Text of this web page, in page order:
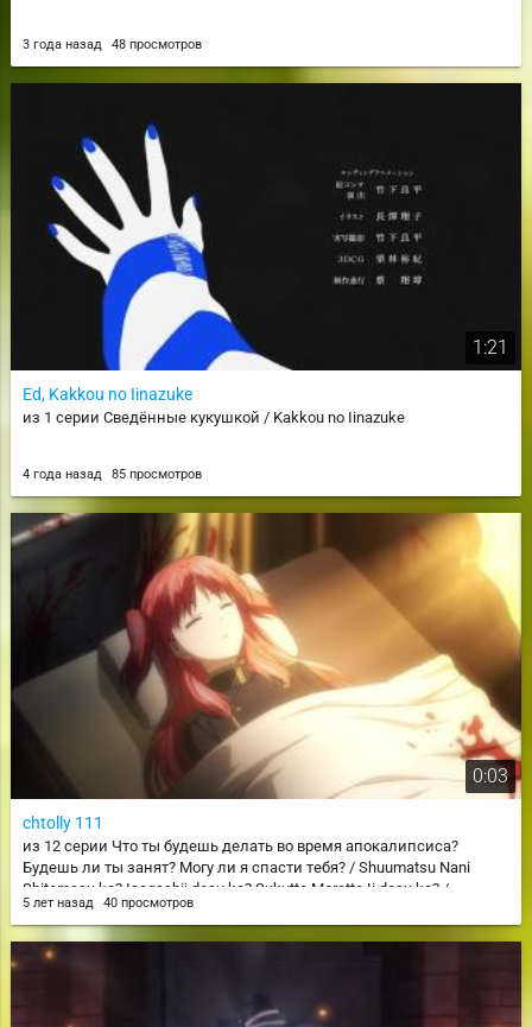
3 года назад 48 просмотров
1:21
Ed, Kakkou no Iinazuke
из 1 серии Сведённые кукушкой / Kakkou no Iinazuke
4 года назад 85 просмотров
0:03
chtolly 111
из 12 серии Что ты будешь делать во время апокалипсиса?
Будешь ли ты занят? Могу ли я спасти тебя? / Shuumatsu Nani
Shitemasu ka? Isogashii desu ka? Sukutte Moratte Ii desu ka? /
WorldEnd
5 лет назад 40 просмотров